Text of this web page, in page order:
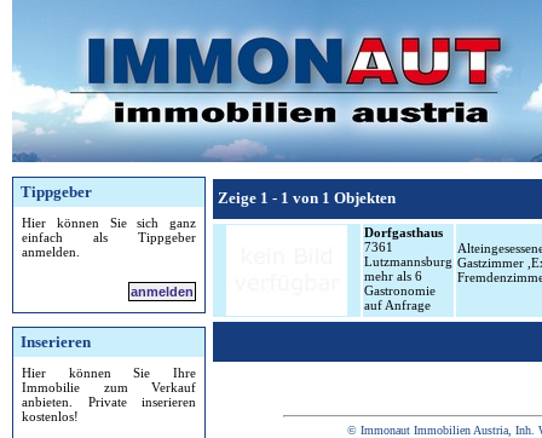
Tippgeber
Hier können Sie sich ganz
einfach als Tippgeber
anmelden.
anmelden
Inserieren
Hier können Sie Ihre
Immobilie zum Verkauf
anbieten. Private inserieren
kostenlos!
Zeige 1 - 1 von 1 Objekten
Dorfgasthaus
7361
Lutzmannsburg
mehr als 6
Gastronomie
auf Anfrage
Gastzimmer
© Immonaut Immobilien Austria, Inh.